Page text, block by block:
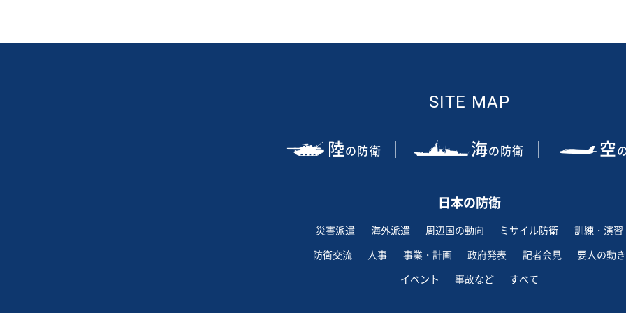
SITE MAP
陸の防衛 海の防衛 空
日本の防衛
災害派遣 海外派遣 周辺国の動向 ミサイル防衛
訓練・演習
防衛交流
人事 事業・計画 政府発表 記者会見
要人の動き
イベント
事故など すべて